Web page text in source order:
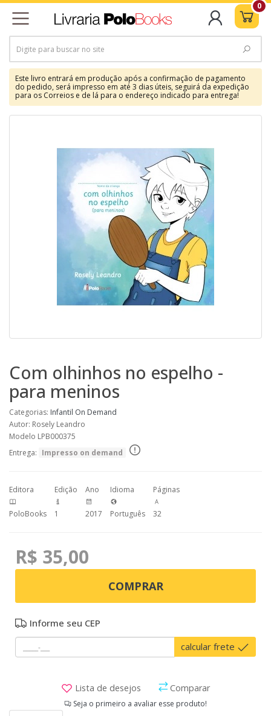
0
Este livro entrará em produção após a confirmação de pagamento
do pedido, será impresso em até 3 dias úteis, seguirá da expedição
para os Correios e de lá para o endereço indicado para entrega!
Com olhinhos no espelho -
para meninos
Categorias: Infantil On Demand
Autor: Rosely Leandro
Modelo LPB000375
Entrega: Impresso on demand
Editora
PoloBooks
Edição
1
Ano
2017
Idioma
Português
Páginas
32
R$ 35,00
COMPRAR
Informe seu CEP
calcular frete
Lista de desejos Comparar
Seja o primeiro a avaliar esse produto!